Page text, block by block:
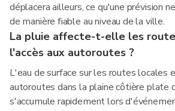
déplacera ailleurs, ce qu'une prévision
de manière fiable au niveau de la ville.
La pluie affecte-t-elle les
l'accès aux autoroutes ?
L'eau de surface sur les routes locales
autoroutes dans la plaine côtière plate
s'accumule rapidement lors